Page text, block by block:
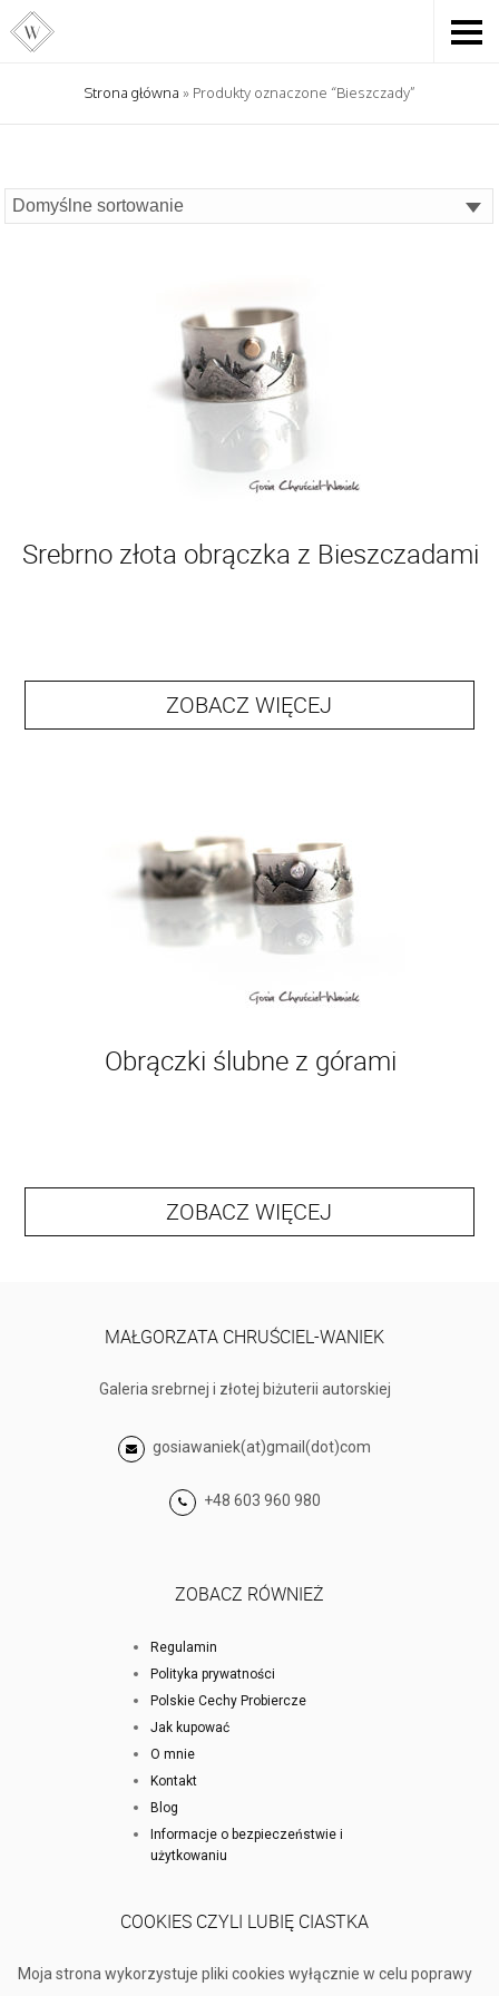
Strona główna » Produkty oznaczone “Bieszczady”
Srebrno złota obrączka z Bieszczadami
ZOBACZ WIĘCEJ
Obrączki ślubne z górami
ZOBACZ WIĘCEJ
MAŁGORZATA CHRUŚCIEL-WANIEK
Galeria srebrnej i złotej biżuterii autorskiej
gosiawaniek(at)gmail(dot)com
+48 603 960 980
ZOBACZ RÓWNIEŻ
Regulamin
Polityka prywatności
Polskie Cechy Probiercze
Jak kupować
O mnie
Kontakt
Blog
Informacje o bezpieczeństwie i
użytkowaniu
COOKIES CZYLI LUBIĘ CIASTKA
Moja strona wykorzystuje pliki cookies wyłącznie w celu poprawy